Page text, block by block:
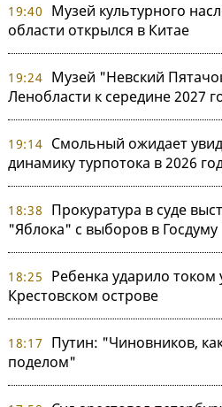
19:40
Музей культурного
области открылся в Китае
19:24 Музей "Невский
Ленобласти к середине 2027
19:14 Смольный ожидает
динамику турпотока в 2026
18:38
Прокуратура в суде
"Яблока" с выборов в Госдуму
18:25
Ребенка ударило током
Крестовском острове
18:17
Путин: "Чиновников,
поделом"